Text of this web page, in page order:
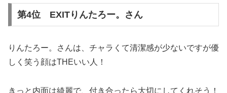
第4位 EXITりんたろー。さん
りんたろー。さんは、チャラくて清潔感が少ないですが優
しく笑う顔はTHEいい人！
きっと内面は綺麗で、付き合ったら大切にしてくれそう！